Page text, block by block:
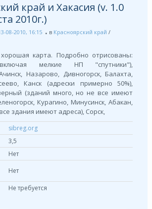
край и Хакасия (v. 1.0
2010г.)
08-2010, 16:15 в Красноярский край /
карта. Подробно отрисованы:
мелкие НП "спутники"),
Назарово, Дивногорск, Балахта,
Канск (адрески примерно 50%),
(зданий много, но не все имеют
Курагино, Минусинск, Абакан,
здания имеют адреса), Сорск,
sibreg.org
3,5
Нет
Нет
Не требуется